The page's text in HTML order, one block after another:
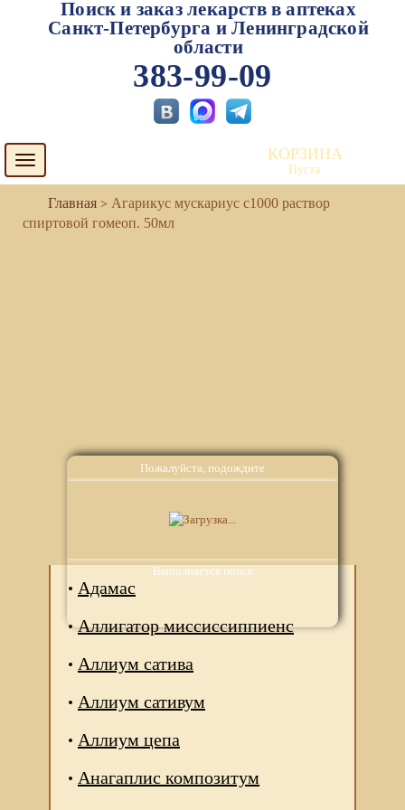
Пожалуйста, подождите
Выполняется поиск
Поиск и заказ лекарств в аптеках
Санкт-Петербурга и Ленинградской
области
383-99-09
Toggle
navigation
КОРЗИНА
Пуста
Агарикус мускариус с1000 раствор
спиртовой гомеоп. 50мл
Адамас
Аллигатор миссиссиппиенс
Аллиум сатива
Аллиум сативум
Аллиум цепа
Анагаплис композитум